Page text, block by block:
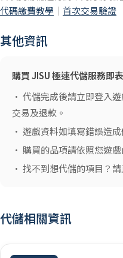
代碼繳費教學 ｜ 首次交易驗證
其他資訊
購買 JISU 極速代儲服務即
• 代儲完成後請立即登入
交易及退款。
• 遊戲資料如填寫錯誤造
• 購買的品項請依照您遊
• 找不到想代儲的項目？請
代儲相關資訊